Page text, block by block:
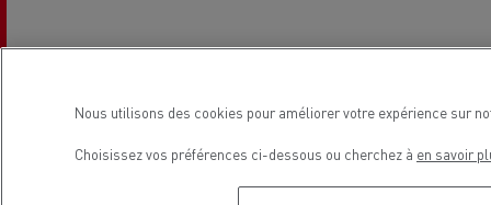
Nous utilisons des cookies pour améliorer votre expérience sur
Choisissez vos préférences ci-dessous ou cherchez à en savoir